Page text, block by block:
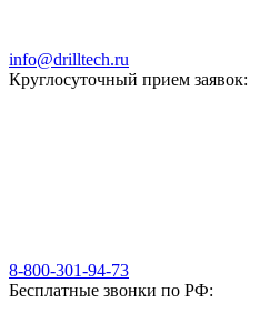
info@drilltech.ru
Круглосуточный прием заявок:
8-800-301-94-73
Бесплатные звонки по РФ: